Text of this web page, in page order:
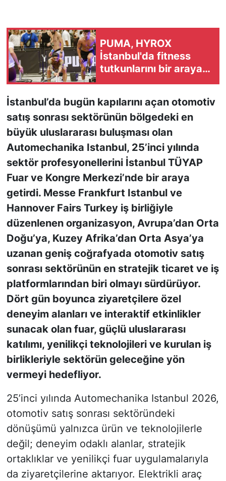
PUMA, HYROX
İstanbul'da fitness
tutkunlarını bir araya
İstanbul’da bugün kapılarını açan otomotiv
satış sonrası sektörünün bölgedeki en
büyük uluslararası buluşması olan
Automechanika Istanbul, 25’inci yılında
sektör profesyonellerini İstanbul TÜYAP
Fuar ve Kongre Merkezi’nde bir araya
getirdi. Messe Frankfurt Istanbul ve
Hannover Fairs Turkey iş birliğiyle
düzenlenen organizasyon, Avrupa’dan Orta
Doğu’ya, Kuzey Afrika’dan Orta Asya’ya
uzanan geniş coğrafyada otomotiv satış
sonrası sektörünün en stratejik ticaret ve iş
platformlarından biri olmayı sürdürüyor.
Dört gün boyunca ziyaretçilere özel
deneyim alanları ve interaktif etkinlikler
sunacak olan fuar, güçlü uluslararası
katılımı, yenilikçi teknolojileri ve kurulan iş
birlikleriyle sektörün geleceğine yön
vermeyi hedefliyor.
25’inci yılında Automechanika Istanbul 2026,
otomotiv satış sonrası sektöründeki
dönüşümü yalnızca ürün ve teknolojilerle
değil; deneyim odaklı alanlar, stratejik
ortaklıklar ve yenilikçi fuar uygulamalarıyla
da ziyaretçilerine aktarıyor. Elektrikli araç
KONGRE TAKVİMİ
RÖPORTAJLAR
BİYOGRAFİLER